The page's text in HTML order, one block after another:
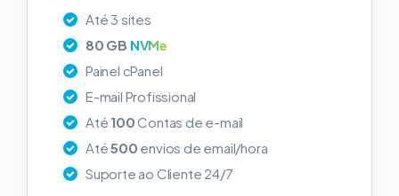
Até 3 sites
80 GB NVMe
Painel cPanel
E-mail Profissional
Até 100Contas de e-mail
Até500 envios de email/hora
Suporte ao Cliente 24/7